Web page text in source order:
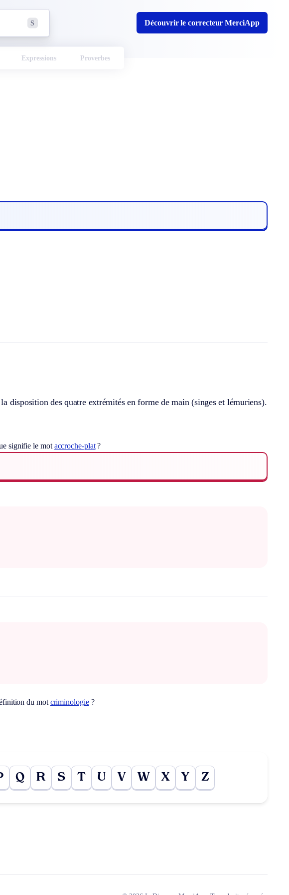
S Découvrir le correcteur MerciApp
Expressions Proverbes
disposition des quatre extrémités en forme de main (singes et lémuriens).
signifie le mot accroche-plat?
du mot criminologie?
Q R S T U V W X Y Z